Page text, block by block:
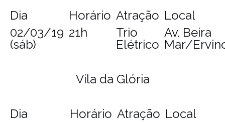
Dia Horário Atração Local
02/03/19
(sáb)
21h
Trio
Elétrico
Av. Beira
Mar/
Vila da Glória
Dia Horário Atração Local